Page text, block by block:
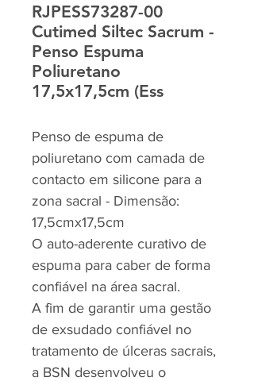
RJPESS73287-00
Cutimed Siltec Sacrum -
Penso Espuma
Poliuretano
17,5x17,5cm (Ess
Penso de espuma de
poliuretano com camada de
contacto em silicone para a
zona sacral - Dimensão:
17,5cmx17,5cm
O auto-aderente curativo de
espuma para caber de forma
confiável na área sacral.
A fim de garantir uma gestão
de exsudado confiável no
tratamento de úlceras sacrais,
a BSN desenvolveu o